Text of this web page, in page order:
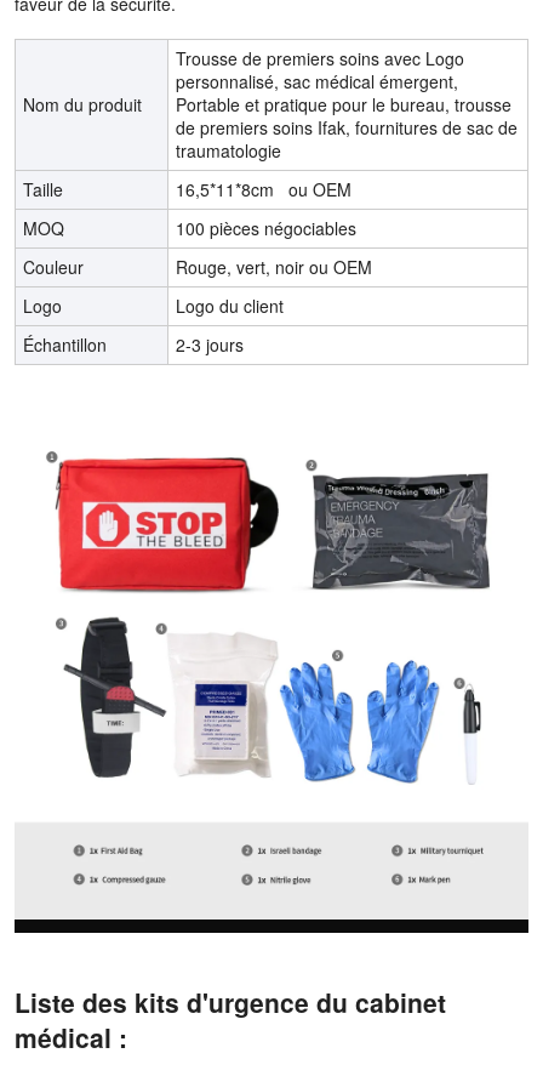
Nom du produit
Trousse de premiers soins avec Logo
personnalisé, sac médical émergent,
Portable et pratique pour le bureau, trousse
de premiers soins Ifak, fournitures de sac de
traumatologie
Taille
16,5*11*8cm ou OEM
MOQ
100 pièces négociables
Couleur
Rouge, vert, noir ou OEM
Logo
Logo du client
Échantillon
2-3 jours
Liste des kits d'urgence du cabinet
médical :